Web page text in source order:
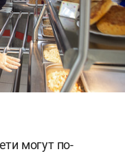
могут по-